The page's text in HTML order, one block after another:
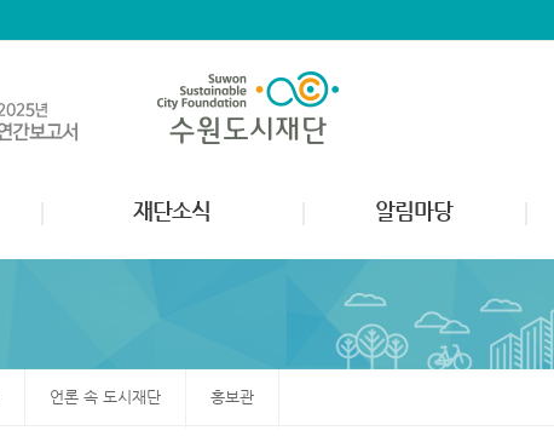
재단소식 알림마당
언론 속 도시재단 홍보관